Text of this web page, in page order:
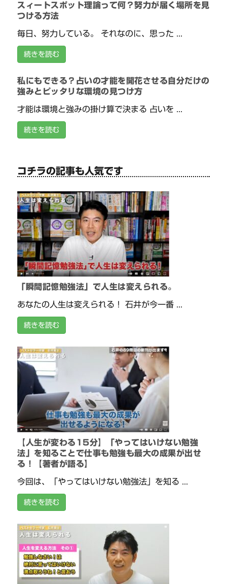
スィートスポット理論って何？努力が届く場所を見
つける方法
毎日、努力している。 それなのに、思った ...
続きを読む
私にもできる？占いの才能を開花させる自分だけの
強みとピッタリな環境の見つけ方
才能は環境と強みの掛け算で決まる 占いを ...
続きを読む
コチラの記事も人気です
「瞬間記憶勉強法」で人生は変えられる。
あなたの人生は変えられる！ 石井が今一番 ...
続きを読む
【人生が変わる15分】「やってはいけない勉強
法」を知ることで仕事も勉強も最大の成果が出せ
る！【著者が語る】
今回は、「やってはいけない勉強法」を知る ...
続きを読む